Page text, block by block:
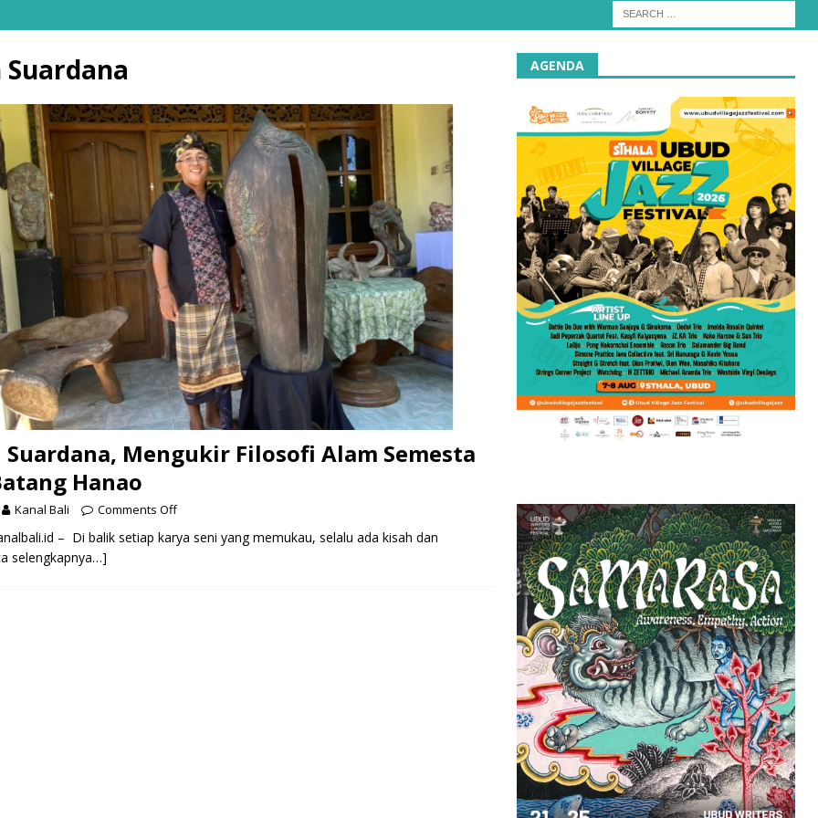
Suardana, Mengukir Filosofi Alam Semesta
Hanao
Kanal Bali Comments Off
– Di balik setiap karya seni yang memukau, selalu ada kisah dan
selengkapnya…]
AGENDA